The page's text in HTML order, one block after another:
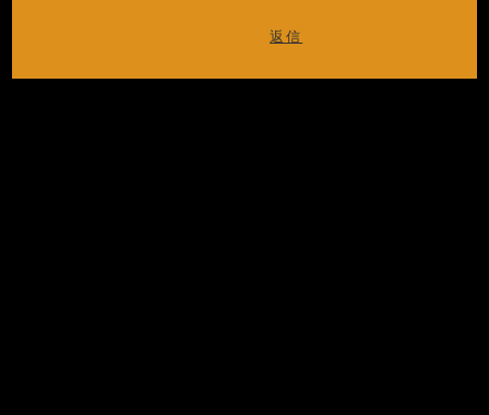
返信